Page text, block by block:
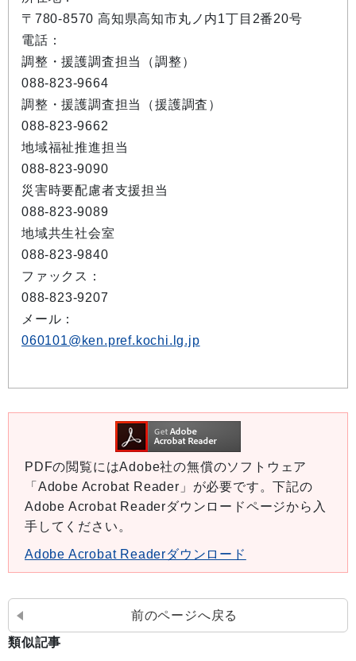
〒780-8570 高知県高知市丸ノ内1丁目2番20号
電話：
調整・援護調査担当（調整）
088-823-9664
調整・援護調査担当（援護調査）
088-823-9662
地域福祉推進担当
088-823-9090
災害時要配慮者支援担当
088-823-9089
地域共生社会室
088-823-9840
ファックス：
088-823-9207
メール：
060101@ken.pref.kochi.lg.jp
PDFの閲覧にはAdobe社の無償のソフトウェア
「Adobe Acrobat Reader」が必要です。下記の
Adobe Acrobat Readerダウンロードページから入
手してください。
Adobe Acrobat Readerダウンロード
前のページへ戻る
類似記事